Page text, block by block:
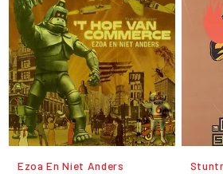
Ezoa En Niet Anders